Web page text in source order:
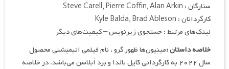
ستارگان : Steve Carell, Pierre Coffin, Alan Arkin
کارگردانان : Kyle Balda, Brad Ableson
لینک‌های مرتبط : جستجوی زیرنویس – کیفیت‌های دیگر
خلاصه داستان :مینیون‌ها ظهور گرو ، نام فیلمی انیمیشنی محصول
سال ۲۰۲۲ به کارگردانی کایل بالدا و برد اَبلاسن می‌باشد. در خلاصه